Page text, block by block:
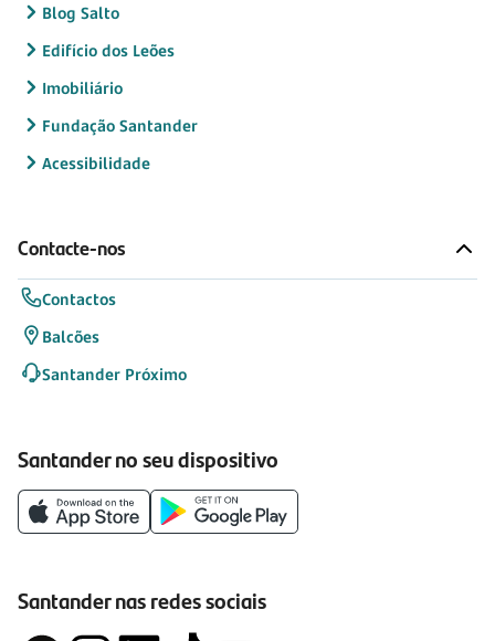
Blog Salto
Edifício dos Leões
Imobiliário
Fundação Santander
Acessibilidade
Contacte-nos
Contactos
Balcões
Santander Próximo
Santander no seu dispositivo
Santander nas redes sociais